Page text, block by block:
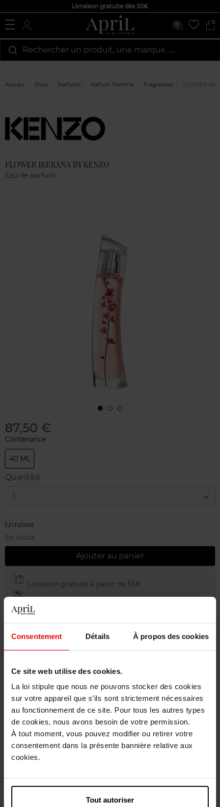
Consentement Détails À propos des cookies
Ce site web utilise des cookies.
La loi stipule que nous ne pouvons stocker des cookies
sur votre appareil que s’ils sont strictement nécessaires
au fonctionnement de ce site. Pour tous les autres types
de cookies, nous avons besoin de votre permission.
À tout moment, vous pouvez modifier ou retirer votre
consentement dans la présente bannière relative aux
cookies.
Tout autoriser
Livraison gratuite dès 55€
0
Rechercher un produit, une marque…...
Accueil Shop Parfums Parfum Femme Fragrances FLOWER
FLOWER IKEBANA BY KENZO
Eau de parfum
87,50 €
Contenance
40 ML
Quantité
1
Livraison
En stock
Ajouter au panier
Livraison gratuite à partir de 55€
Description
Conseil d'utilisation
Caractéristiques
Avis client Politique relative aux avis des clients